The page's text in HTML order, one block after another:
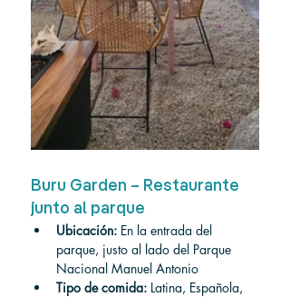
Buru Garden – Restaurante
junto al parque
Ubicación: En la entrada del
parque, justo al lado del Parque
Nacional Manuel Antonio
Tipo de comida: Latina, Española,